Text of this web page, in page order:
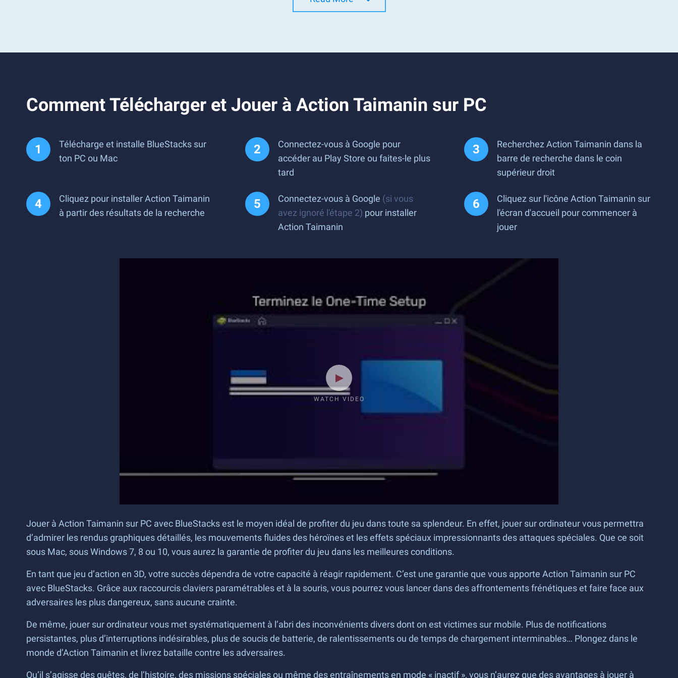
Comment Télécharger et Jouer à Action Taimanin sur PC
Télécharge et installe BlueStacks sur
ton PC ou Mac
Connectez-vous à Google pour
accéder au Play Store ou faites-le plus
tard
Recherchez Action Taimanin dans la
barre de recherche dans le coin
supérieur droit
Cliquez pour installer Action Taimanin
à partir des résultats de la recherche
Connectez-vous à Google (si vous
avez ignoré l'étape 2) pour installer
Action Taimanin
Cliquez sur l'icône Action Taimanin sur
l'écran d'accueil pour commencer à
jouer
WATCH VIDEO
Jouer à Action Taimanin sur PC avec BlueStacks est le moyen idéal de profiter du jeu dans toute sa splendeur. En effet, jouer sur ordinateur vous permettra
d’admirer les rendus graphiques détaillés, les mouvements fluides des héroïnes et les effets spéciaux impressionnants des attaques spéciales. Que ce soit
sous Mac, sous Windows 7, 8 ou 10, vous aurez la garantie de profiter du jeu dans les meilleures conditions.
En tant que jeu d’action en 3D, votre succès dépendra de votre capacité à réagir rapidement. C’est une garantie que vous apporte Action Taimanin sur PC
avec BlueStacks. Grâce aux raccourcis claviers paramétrables et à la souris, vous pourrez vous lancer dans des affrontements frénétiques et faire face aux
adversaires les plus dangereux, sans aucune crainte.
De même, jouer sur ordinateur vous met systématiquement à l’abri des inconvénients divers dont on est victimes sur mobile. Plus de notifications
persistantes, plus d’interruptions indésirables, plus de soucis de batterie, de ralentissements ou de temps de chargement interminables… Plongez dans le
monde d’Action Taimanin et livrez bataille contre les adversaires.
Qu’il s’agisse des quêtes, de l’histoire, des missions spéciales ou même des entraînements en mode « inactif », vous n’aurez que des avantages à jouer à